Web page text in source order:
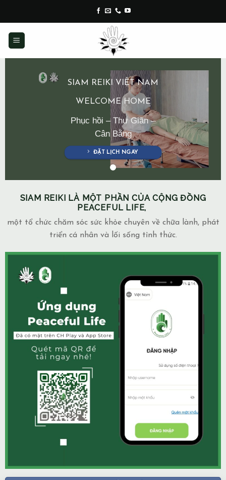
content
SIAM REIKI VIỆT NAM
WELCOME HOME
Phục hồi – Thư Giãn –
Cân Bằng
ĐẶT LỊCH NGAY
SIAM REIKI LÀ MỘT PHẦN CỦA CỘNG ĐỒNG
PEACEFUL LIFE,
một tổ chức chăm sóc sức khỏe chuyên về chữa lành, phát
triển cá nhân và lối sống tỉnh thức.